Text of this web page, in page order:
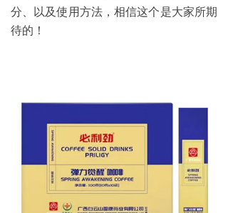
分、以及使用方法，相信这个是大家所期
待的！